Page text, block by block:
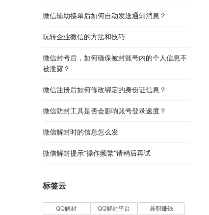
微信辅助接单后如何自动发送通知消息？
玩转企业微信的方法和技巧
微信封号后，如何确保被封账号内的个人信息不
被泄露？
微信注册后如何修改绑定的身份证信息？
微信防封工具是否会影响账号登录速度？
微信解封时的信息怎么发
微信解封提示“操作频繁”请稍后再试
标签云
QQ解封 QQ解封平台
兼职赚钱